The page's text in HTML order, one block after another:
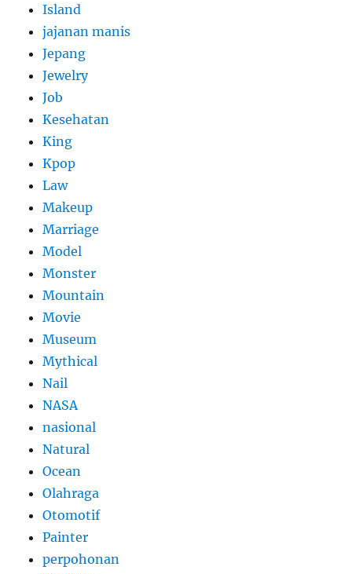
Island
jajanan manis
Jepang
Jewelry
Job
Kesehatan
King
Kpop
Law
Makeup
Marriage
Model
Monster
Mountain
Movie
Museum
Mythical
Nail
NASA
nasional
Natural
Ocean
Olahraga
Otomotif
Painter
perpohonan